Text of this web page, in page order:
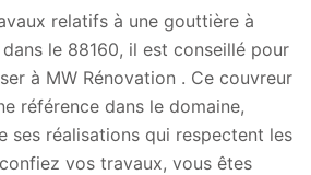
relatifs à une gouttière à
dans le 88160, il est conseillé pour
à MW Rénovation . Ce couvreur
référence dans le domaine,
ses réalisations qui respectent les
vos travaux, vous êtes